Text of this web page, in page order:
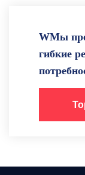
WМы
гибкие